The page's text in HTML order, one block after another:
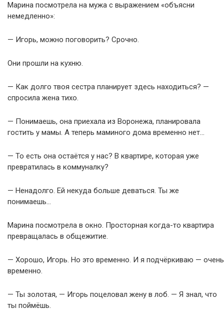
Марина посмотрела на мужа с выражением «объясни
немедленно»:
— Игорь, можно поговорить? Срочно.
Они прошли на кухню.
— Как долго твоя сестра планирует здесь находиться? —
спросила жена тихо.
— Понимаешь, она приехала из Воронежа, планировала
гостить у мамы. А теперь маминого дома временно нет…
— То есть она остаётся у нас? В квартире, которая уже
превратилась в коммуналку?
— Ненадолго. Ей некуда больше деваться. Ты же
понимаешь…
Марина посмотрела в окно. Просторная когда-то квартира
превращалась в общежитие.
— Хорошо, Игорь. Но это временно. И я подчёркиваю — очень
временно.
— Ты золотая, — Игорь поцеловал жену в лоб. — Я знал, что
ты поймёшь.